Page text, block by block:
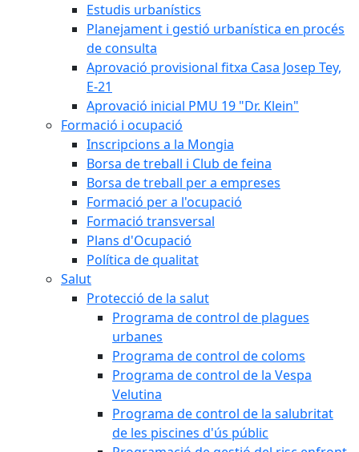
Estudis urbanístics
Planejament i gestió urbanística en procés
de consulta
Aprovació provisional fitxa Casa Josep Tey,
E-21
Aprovació inicial PMU 19 "Dr. Klein"
Formació i ocupació
Inscripcions a la Mongia
Borsa de treball i Club de feina
Borsa de treball per a empreses
Formació per a l'ocupació
Formació transversal
Plans d'Ocupació
Política de qualitat
Salut
Protecció de la salut
Programa de control de plagues
urbanes
Programa de control de coloms
Programa de control de la Vespa
Velutina
Programa de control de la salubritat
de les piscines d'ús públic